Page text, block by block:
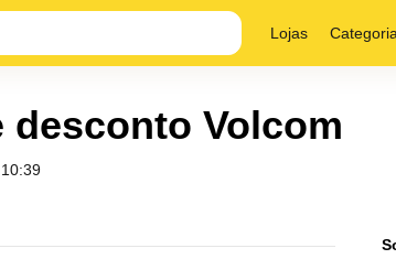
Lojas
desconto Volcom